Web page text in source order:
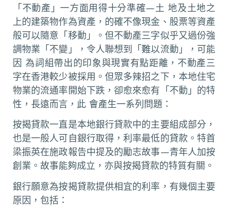
「不動產」一方面用得十分準確—土 地及土地之
上的建築物作為資產，的確不像現金、股票等資產
般可以隨意「移動」。但不動產三字似乎又過份強
調物業「不變」，令人聯想到「難以流動」，可能
因 為詞組帶出的印象與現實有點距離，不動產三
字在香港較少被採用。但眾多辣招之下，本地住宅
物業的流通率開始下跌，卻愈來愈有「不動」的特
性，長遠而言，此 會產生一系列問題：
按揭貸款一直是本地銀行貸款中的主要組成部分，
也是一般人可自銀行取得，利率最低的貸款。特首
梁振英在施政報告中提及的勵志故事—青年人加按
創業。故事能夠成立，亦與按揭貸款的特質有關。
銀行願意為按揭貸款提供相宜的利率，有幾個主要
原因，包括：